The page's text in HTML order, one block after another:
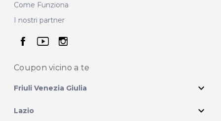
Come Funziona
I nostri partner
seguici su facebook
seguici su youtube
seguici su instagram
Coupon vicino a te
Friuli Venezia Giulia expand_more
Lazio expand_more